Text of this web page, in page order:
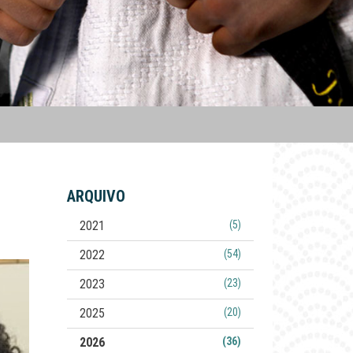
ARQUIVO
2021 (5)
2022 (54)
2023 (23)
2025 (20)
2026 (36)